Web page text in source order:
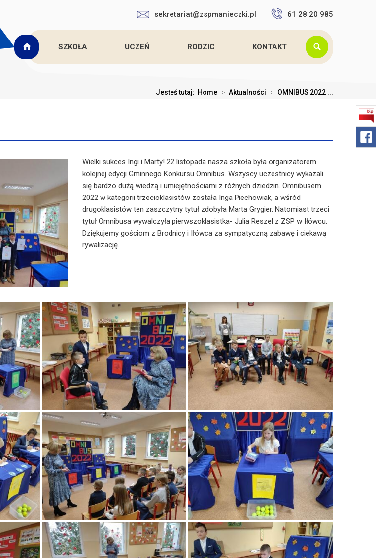
sekretariat@zspmanieczki.pl 61 28 20 985
SZKOŁA UCZEŃ RODZIC KONTAKT
Jesteś tutaj: Home > Aktualności > OMNIBUS 2022 ...
Wielki sukces Ingi i Marty! 22 listopada nasza szkoła była organizatorem
kolejnej edycji Gminnego Konkursu Omnibus. Wszyscy uczestnicy wykazali
się bardzo dużą wiedzą i umiejętnościami z różnych dziedzin. Omnibusem
2022 w kategorii trzecioklasistów została Inga Piechowiak, a wśród
drugoklasistów ten zaszczytny tytuł zdobyła Marta Grygier. Natomiast trzeci
tytuł Omnibusa wywalczyła pierwszoklasistka- Julia Reszel z ZSP w Iłówcu.
Dziękujemy gościom z Brodnicy i Iłówca za sympatyczną zabawę i ciekawą
rywalizację.